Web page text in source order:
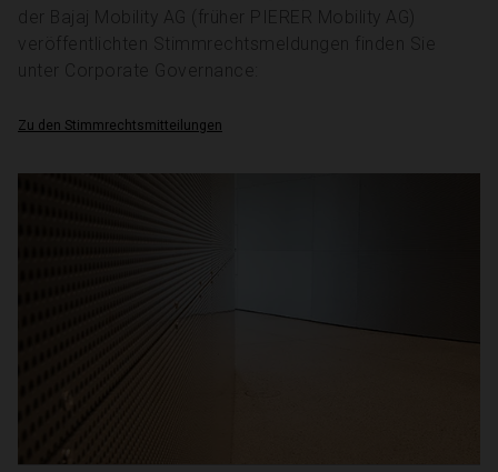
der Bajaj Mobility AG (früher PIERER Mobility AG)
veröffentlichten Stimmrechtsmeldungen finden Sie
unter Corporate Governance:
Zu den Stimmrechtsmitteilungen